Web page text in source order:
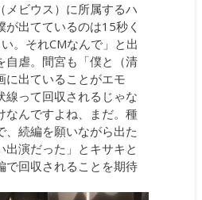
メビウス）に所属するハ
が出てているのは15秒く
。それCMなんで」と出
自虐。間宮も「僕と（清
に出ていることがエモ
線って回収されるじゃな
なんですよね、まだ。種
、続編を願いながら出た
出演だった」とキサキと
で回収されることを期待